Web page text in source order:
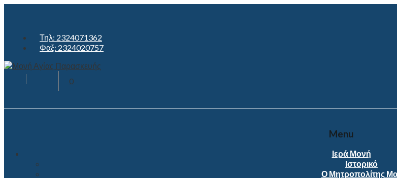
Τηλ: 2324071362
Φαξ: 2324020757
0
Menu
Ιερά Μονή
Ιστορικό
Ο Μητροπολίτης